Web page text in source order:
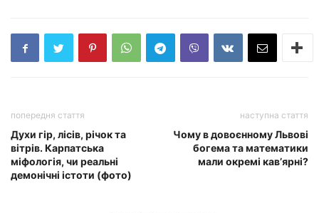
попередня стаття
Духи гір, лісів, річок та
вітрів. Карпатська
міфологія, чи реальні
демонічні істоти (фото)
наступна стаття
Чому в довоєнному Львові
богема та математики
мали окремі кав’ярні?